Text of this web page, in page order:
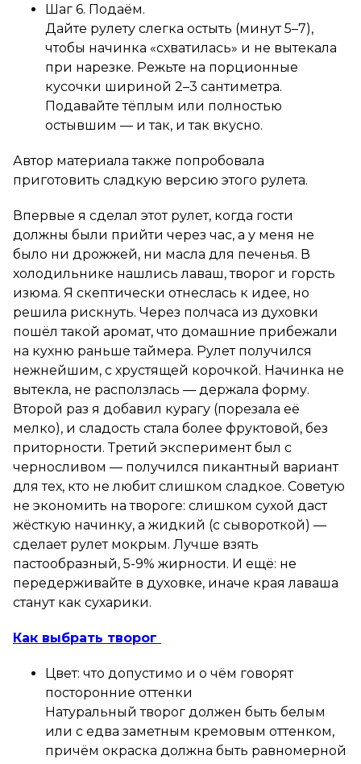
Шаг 6. Подаём.
Дайте рулету слегка остыть (минут 5–7),
чтобы начинка «схватилась» и не вытекала
при нарезке. Режьте на порционные
кусочки шириной 2–3 сантиметра.
Подавайте тёплым или полностью
остывшим — и так, и так вкусно.
Автор материала также попробовала
приготовить сладкую версию этого рулета.
Впервые я сделал этот рулет, когда гости
должны были прийти через час, а у меня не
было ни дрожжей, ни масла для печенья. В
холодильнике нашлись лаваш, творог и горсть
изюма. Я скептически отнеслась к идее, но
решила рискнуть. Через полчаса из духовки
пошёл такой аромат, что домашние прибежали
на кухню раньше таймера. Рулет получился
нежнейшим, с хрустящей корочкой. Начинка не
вытекла, не расползлась — держала форму.
Второй раз я добавил курагу (порезала её
мелко), и сладость стала более фруктовой, без
приторности. Третий эксперимент был с
черносливом — получился пикантный вариант
для тех, кто не любит слишком сладкое. Советую
не экономить на твороге: слишком сухой даст
жёсткую начинку, а жидкий (с сывороткой) —
сделает рулет мокрым. Лучше взять
пастообразный, 5-9% жирности. И ещё: не
передерживайте в духовке, иначе края лаваша
станут как сухарики.
Как выбрать творог
Цвет: что допустимо и о чём говорят
посторонние оттенки
Натуральный творог должен быть белым
или с едва заметным кремовым оттенком,
причём окраска должна быть равномерной